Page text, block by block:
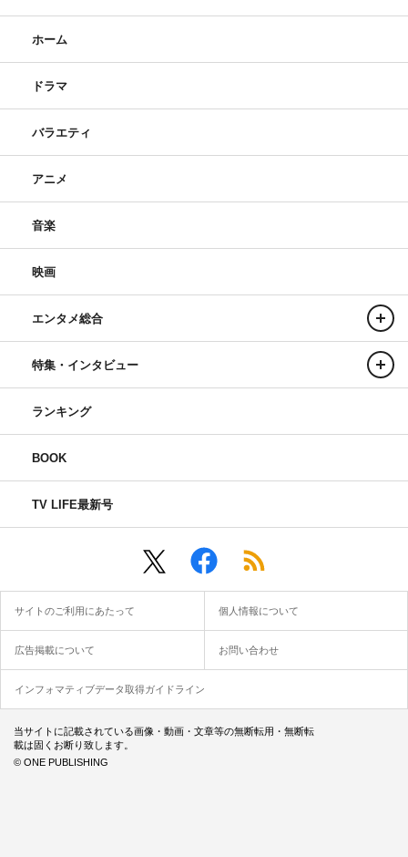
ホーム
ドラマ
バラエティ
アニメ
音楽
映画
エンタメ総合
特集・インタビュー
ランキング
BOOK
TV LIFE最新号
サイトのご利用にあたって 個人情報について
広告掲載について お問い合わせ
インフォマティブデータ取得ガイドライン
当サイトに記載されている画像・動画・文章等の無断転用・無断転
載は固くお断り致します。
© ONE PUBLISHING